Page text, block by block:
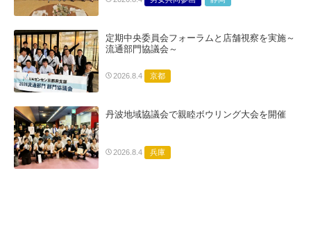
定期中央委員会フォーラムと店舗視察を実施～
流通部門協議会～
2026.8.4 京都
丹波地域協議会で親睦ボウリング大会を開催
2026.8.4 兵庫